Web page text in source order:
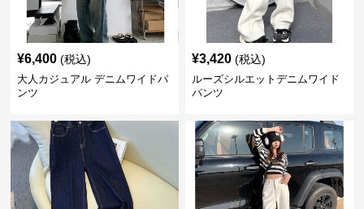
¥6,400 (税込)
大人カジュアル デニムワイドパ
ンツ
¥3,420 (税込)
ルーズシルエットデニムワイド
パンツ